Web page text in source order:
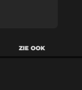
ZIE OOK